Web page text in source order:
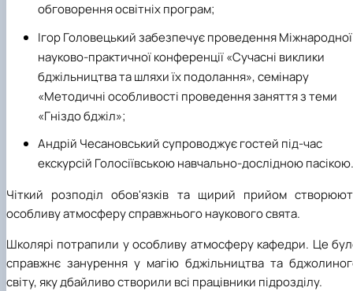
обговорення освітніх програм;
Ігор Головецький забезпечує проведення Міжнародної
науково-практичної конференції «Сучасні виклики
бджільництва та шляхи їх подолання», семінару
«Методичні особливості проведення заняття з теми
«Гніздо бджіл»;
Андрій Чесановський супроводжує гостей під-час
екскурсій Голосіївською навчально-дослідною пасікою.
Чіткий розподіл обов'язків та щирий прийом
особливу атмосферу справжнього наукового свята.
Школярі потрапили у особливу атмосферу кафедри. Це
справжнє занурення у магію бджільництва та
світу, яку дбайливо створили всі працівники підрозділу.